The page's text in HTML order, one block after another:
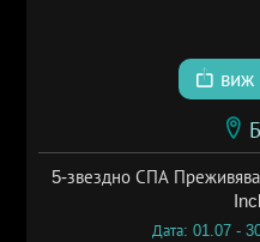
виж
5-звездно СПА
Дата: 01.07 -